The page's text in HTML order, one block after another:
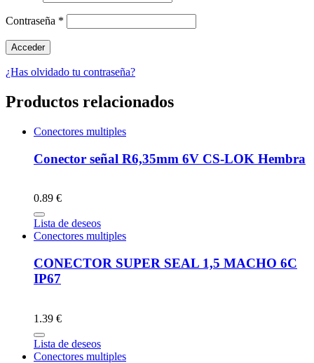
Contraseña *
¿Has olvidado tu contraseña?
Productos relacionados
Conectores multiples
Conector señal R6,35mm 6V CS-LOK Hembra
0.89 €
Lista de deseos
Conectores multiples
CONECTOR SUPER SEAL 1,5 MACHO 6C
IP67
1.39 €
Lista de deseos
Conectores multiples